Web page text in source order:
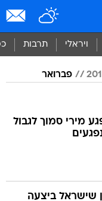
ויראלי תרבות
פברואר
מירי סמוך לגבול
שישראל ביצעה